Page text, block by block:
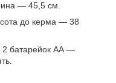
— 45,5 см.
до керма — 38
2 батарейок АА —